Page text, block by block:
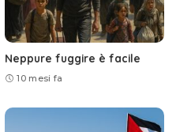
Neppure fuggire è facile
10 mesi fa